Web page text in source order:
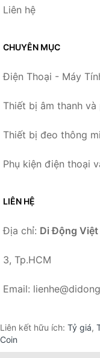
Liên hệ
CHUYÊN MỤC
Điện Thoại - Máy
Thiết bị âm thanh và
Thiết bị đeo thông
Phụ kiện điện thoại
LIÊN HỆ
Địa chỉ: Di Động Việt
3, Tp.HCM
Email:
Liên kết hữu ích: Tỷ giá,
Coin